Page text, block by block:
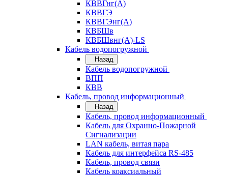
КВВГнг(А)
КВВГЭ
КВВГЭнг(А)
КВБШв
КВБШвнг(А)-LS
Кабель водопогружной
Назад
Кабель водопогружной
ВПП
КВВ
Кабель, провод информационный
Назад
Кабель, провод информационный
Кабель для Охранно-Пожарной
Сигнализации
LAN кабель, витая пара
Кабель для интерфейса RS-485
Кабель, провод связи
Кабель коаксиальный